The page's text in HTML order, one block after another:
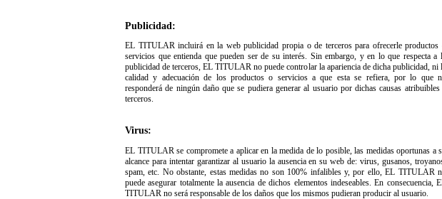
Publicidad:
EL TITULAR incluirá en la web publicidad propia o de terceros para ofrecerle productos
servicios que entienda que pueden ser de su interés. Sin embargo, y en lo que respecta a
publicidad de terceros, EL TITULAR no puede controlar la apariencia de dicha publicidad, ni
calidad y adecuación de los productos o servicios a que esta se refiera, por lo que
responderá de ningún daño que se pudiera generar al usuario por dichas causas atribuibles
terceros.
Virus:
EL TITULAR se compromete a aplicar en la medida de lo posible, las medidas oportunas a
alcance para intentar garantizar al usuario la ausencia en su web de: virus, gusanos,
spam, etc. No obstante, estas medidas no son 100% infalibles y, por ello, EL TITULAR
puede asegurar totalmente la ausencia de dichos elementos indeseables. En consecuencia,
TITULAR no será responsable de los daños que los mismos pudieran producir al usuario.